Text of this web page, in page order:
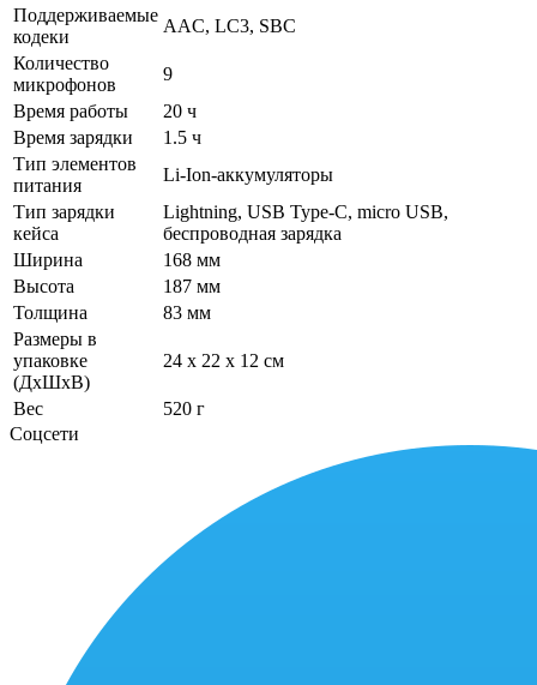
Поддерживаемые
кодеки
AAC, LC3, SBC
Количество
микрофонов
9
Время работы
20 ч
Время зарядки
1.5 ч
Тип элементов
питания
Li-Ion-аккумуляторы
Тип зарядки
кейса
Lightning, USB Type-C, micro USB,
беспроводная зарядка
Ширина
168 мм
Высота
187 мм
Толщина
83 мм
Размеры в
упаковке
(ДхШхВ)
24 x 22 x 12 см
Вес
520 г
Соцсети